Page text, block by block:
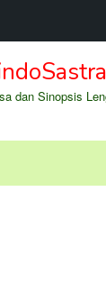
dan Sinopsis